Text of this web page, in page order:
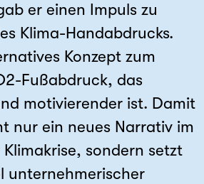
er einen Impuls zu
Klima-Handabdrucks.
Konzept zum
Fußabdruck, das
motivierender ist. Damit
nur ein neues Narrativ im
sondern setzt
unternehmerischer